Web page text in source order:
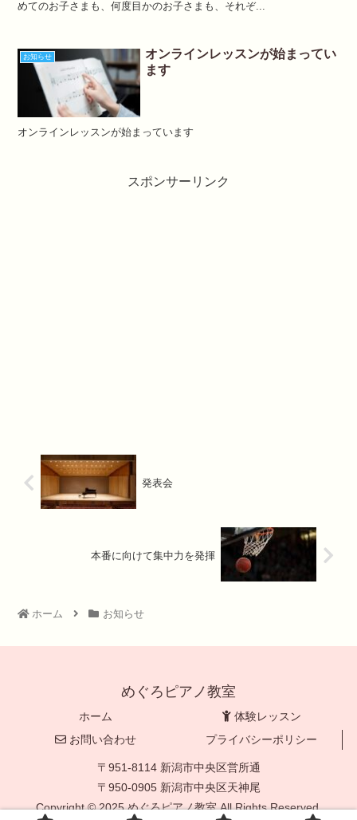
めてのお子さまも、何度目かのお子さまも、それぞ...
お知らせ
オンラインレッスンが始まってい
ます
オンラインレッスンが始まっています
スポンサーリンク
発表会
本番に向けて集中力を発揮
ホーム お知らせ
めぐろピアノ教室
ホーム
体験レッスン
お問い合わせ
プライバシーポリシー
〒951-8114 新潟市中央区営所通
〒950-0905 新潟市中央区天神尾
Copyright © 2025 めぐろピアノ教室 All Rights Reserved.